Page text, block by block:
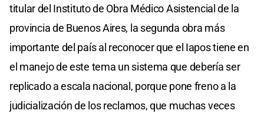
titular del Instituto de Obra Médico Asistencial de la
provincia de Buenos Aires, la segunda obra más
importante del país al reconocer que el Iapos tiene en
el manejo de este tema un sistema que debería ser
replicado a escala nacional, porque pone freno a la
judicialización de los reclamos, que muchas veces